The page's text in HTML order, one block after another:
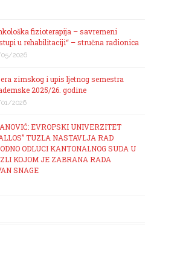
fizioterapija – savremeni
u rehabilitaciji“ – stručna radionica
2026
zimskog i upis ljetnog semestra
2025/26. godine
2026
EVROPSKI UNIVERZITET
TUZLA NASTAVLJA RAD
ODLUCI KANTONALNOG SUDA U
KOJOM JE ZABRANA RADA
SNAGE